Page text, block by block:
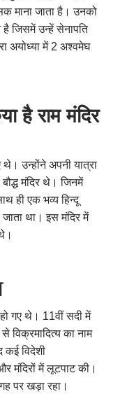
माना जाता है। उनको
जिसमें उन्हें सेनापति
अयोध्या में 2 अश्वमेघ
है राम मंदिर
थे। उन्होंने अपनी यात्रा
मंदिर थे। जिनमें
ही एक भव्य हिन्दू
था। इस मंदिर में
गए थे। 11वीं सदी में
का नाम
कई विदेशी
मंदिरों में लूटपाट की।
पर खड़ा रहा।